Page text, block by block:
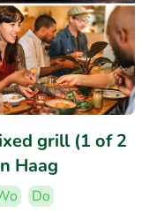
grill (1 of 2
Haag
Do